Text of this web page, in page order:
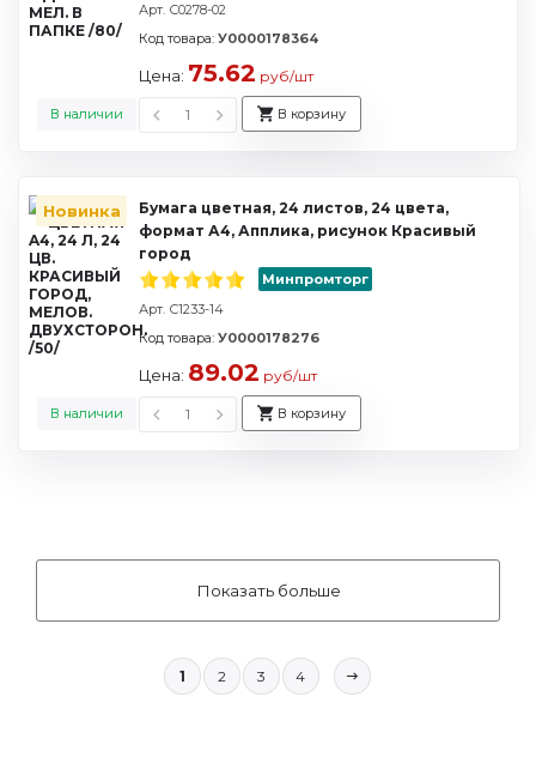
Арт. С0278-02
В наличии
Код товара: У0000178364
Цена: 75.62 руб/шт
В корзину
Новинка
Бумага цветная, 24 листов, 24 цвета,
формат А4, Апплика, рисунок Красивый
город
Минпромторг
Арт. С1233-14
В наличии
Код товара: У0000178276
Цена: 89.02 руб/шт
В корзину
Показать больше
1 2 3 4